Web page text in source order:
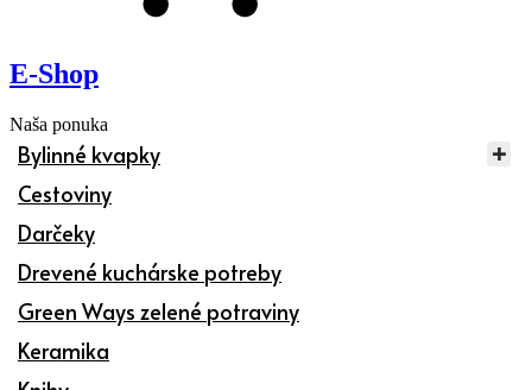
E-Shop
Naša ponuka
Bylinné kvapky
Cestoviny
Darčeky
Drevené kuchárske potreby
Green Ways zelené potraviny
Keramika